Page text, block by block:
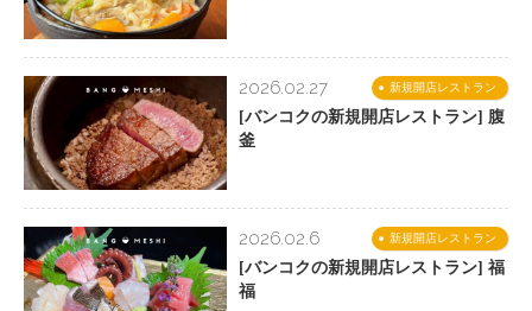
新規開店レストラン
2026.02.27
[バンコクの新規開店レストラン] 腹
釜
新規開店レストラン
2026.02.6
[バンコクの新規開店レストラン] 福
福